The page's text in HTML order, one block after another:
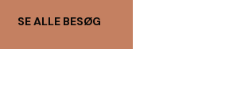
SE ALLE BESØG